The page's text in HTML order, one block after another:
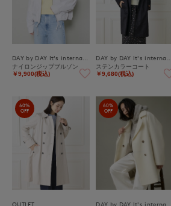
ナイロンジップブルゾン
￥9,900(税込)
ステンカラーコート
￥9,680(税込)
60%
OFF
OUTLET
60%
OFF